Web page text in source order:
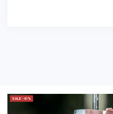
SALE -41%